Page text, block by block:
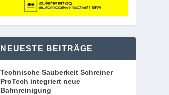
NEUESTE BEITRÄGE
Technische Sauberkeit Schreiner
ProTech integriert neue
Bahnreinigung